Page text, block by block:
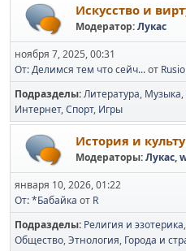
Искусство и
Модератор:Лукас
ноября 7, 2025, 00:31
От: Делимся тем что сейч...от
Подразделы Литература Музыка
Интернет Спорт Игры
История и
Модераторы:Лукас,
января 10, 2026, 01:22
От: *Бабайка от R
Подразделы Религия и эзотерика
Общество Этнология Города и